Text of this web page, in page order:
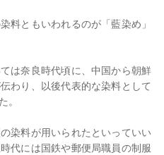
料ともいわれるのが「藍染め」
は奈良時代頃に、中国から朝鮮
わり、以後代表的な染料として
。
染料が用いられたといっていい
代には国鉄や郵便局職員の制服